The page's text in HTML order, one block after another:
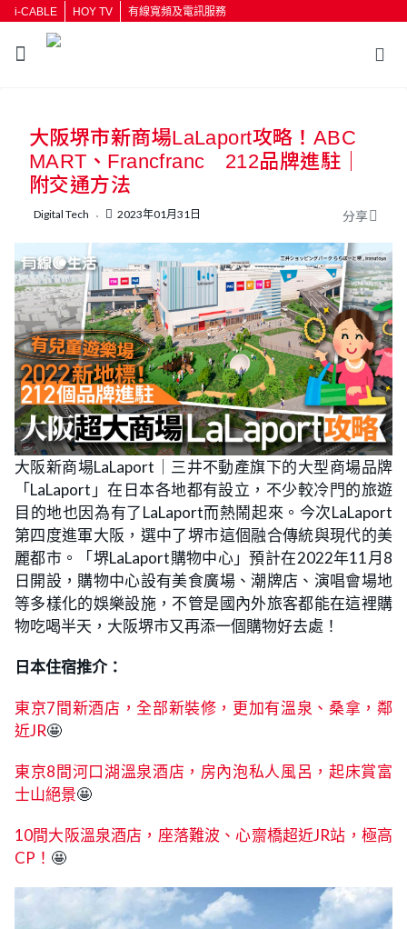
i-CABLE HOY TV 有線寬頻及電訊服務
按輸入鍵開始搜尋
大阪堺市新商場LaLaport攻略！ABC
MART、Francfranc 212品牌進駐｜
附交通方法
Digital Tech 2023年01月31日 分享
大阪新商場LaLaport｜三井不動產旗下的大型商場品牌
「LaLaport」在日本各地都有設立，不少較冷門的旅遊
目的地也因為有了LaLaport而熱鬧起來。今次LaLaport
第四度進軍大阪，選中了堺市這個融合傳統與現代的美
麗都市。「堺LaLaport購物中心」預計在2022年11月8
日開設，購物中心設有美食廣場、潮牌店、演唱會場地
等多樣化的娛樂設施，不管是國內外旅客都能在這裡購
物吃喝半天，大阪堺市又再添一個購物好去處！
日本住宿推介：
東京7間新酒店，全部新裝修，更加有溫泉、桑拿，鄰
近JR🤩
東京8間河口湖溫泉酒店，房內泡私人風呂，起床賞富
士山絕景🤩
10間大阪溫泉酒店，座落難波、心齋橋超近JR站，極高
CP！ 🤩